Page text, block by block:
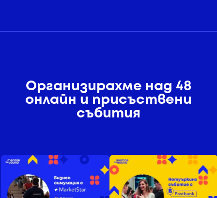
Организирахме над 48
онлайн и присъствени
събития